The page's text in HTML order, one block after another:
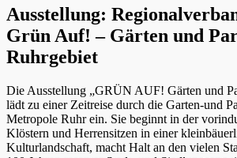
Ausstellung:
Grün Auf! – Gärten und
Ruhrgebiet
Die Ausstellung „GRÜN AUF! Gärten und
lädt zu einer Zeitreise durch die Garten-und
Metropole Ruhr ein. Sie beginnt in der
Klöstern und Herrensitzen in einer
Kulturlandschaft, macht Halt an den vielen